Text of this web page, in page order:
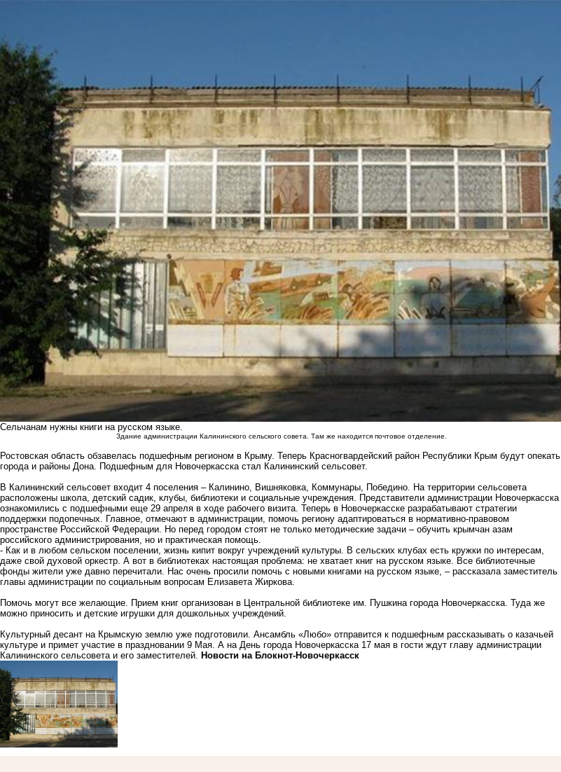
Сельчанам нужны книги на русском языке.
Здание администрации Калининского сельского совета. Там же находится почтовое отделение.
Ростовская область обзавелась подшефным регионом в Крыму. Теперь Красногвардейский район Республики Крым будут опекать
города и районы Дона. Подшефным для Новочеркасска стал Калининский сельсовет.
В Калининский сельсовет входит 4 поселения – Калинино, Вишняковка, Коммунары, Победино. На территории сельсовета
расположены школа, детский садик, клубы, библиотеки и социальные учреждения. Представители администрации Новочеркасска
ознакомились с подшефными еще 29 апреля в ходе рабочего визита. Теперь в Новочеркасске разрабатывают стратегии
поддержки подопечных. Главное, отмечают в администрации, помочь региону адаптироваться в нормативно-правовом
пространстве Российской Федерации. Но перед городом стоят не только методические задачи – обучить крымчан азам
российского администрирования, но и практическая помощь.
- Как и в любом сельском поселении, жизнь кипит вокруг учреждений культуры. В сельских клубах есть кружки по интересам,
даже свой духовой оркестр. А вот в библиотеках настоящая проблема: не хватает книг на русском языке. Все библиотечные
фонды жители уже давно перечитали. Нас очень просили помочь с новыми книгами на русском языке, – рассказала заместитель
главы администрации по социальным вопросам Елизавета Жиркова.
Помочь могут все желающие. Прием книг организован в Центральной библиотеке им. Пушкина города Новочеркасска. Туда же
можно приносить и детские игрушки для дошкольных учреждений.
Культурный десант на Крымскую землю уже подготовили. Ансамбль «Любо» отправится к подшефным рассказывать о казачьей
культуре и примет участие в праздновании 9 Мая. А на День города Новочеркасска 17 мая в гости ждут главу администрации
Калининского сельсовета и его заместителей.
Новости на Блoкнoт-Новочеркасск